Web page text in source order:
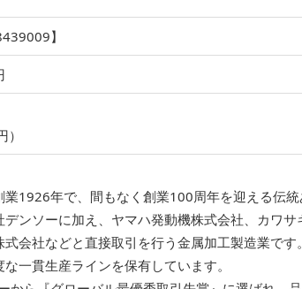
】
1926年で、間もなく創業100周年を迎える伝
ンソーに加え、ヤマハ発動機株式会社、カワサ
会社などと直接取引を行う金属加工製造業です
一貫生産ラインを保有しています。